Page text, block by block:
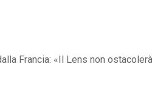
Francia: «Il Lens non